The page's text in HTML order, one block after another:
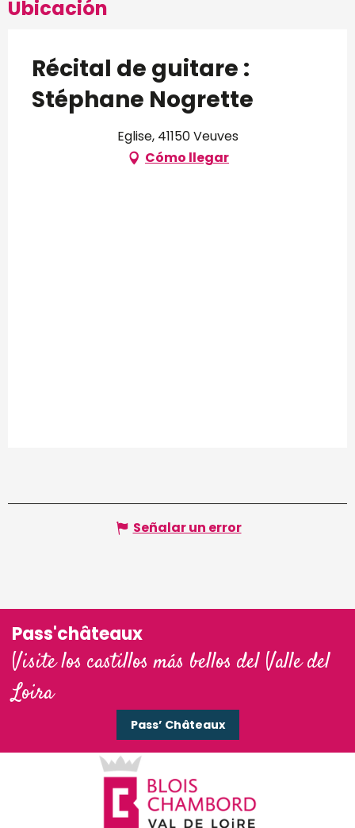
Ubicación
Récital de guitare :
Stéphane Nogrette
Eglise, 41150 Veuves
Cómo llegar
Señalar un error
Pass'châteaux
Visite los castillos más bellos del Valle del
Loira
Pass’ Châteaux